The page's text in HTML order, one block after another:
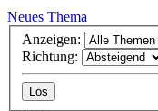
Neues Thema
Anzeigen:
Richtung: